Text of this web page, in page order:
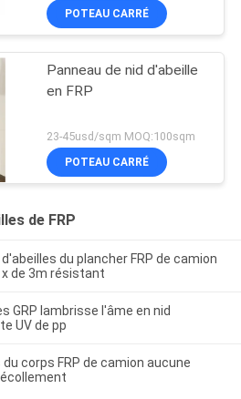
POTEAU CARRÉ
Panneau de nid d'abeille
en FRP
23-45usd/sqm MOQ:100sqm
POTEAU CARRÉ
de FRP
du plancher FRP de camion
de 3m résistant
GRP lambrisse l'âme en nid
UV de pp
corps FRP de camion aucune